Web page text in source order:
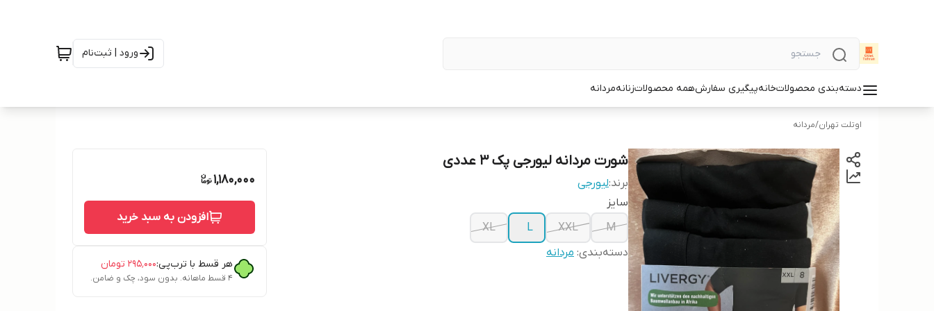
ورود | ثبت‌نام
دسته‌بندی محصولاتخانهپیگیری سفارشهمه محصولاتزنانهمردانه
اوتلت تهران/مردانه
شورت مردانه لیورجی پک ۳ عددی
برند:لیورجی
سایز
M
XXL
L
XL
دسته‌بندی: مردانه
1,180,000
افزودن به سبد خرید
هر قسط با ترب‌پی:۲۹۵٬۰۰۰ تومان
۴ قسط ماهانه. بدون سود، چک و ضامن.